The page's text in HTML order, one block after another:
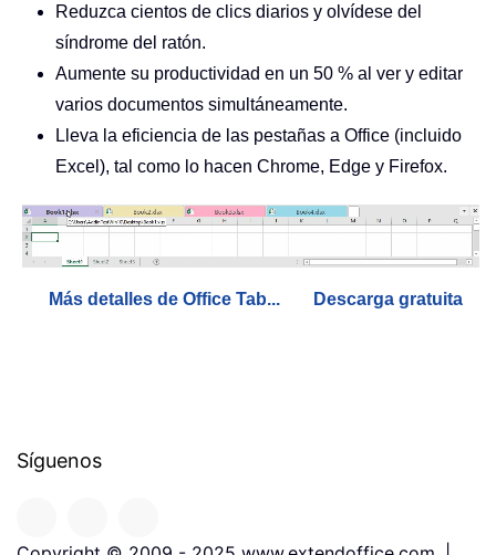
Reduzca cientos de clics diarios y olvídese del
síndrome del ratón.
Aumente su productividad en un 50 % al ver y editar
varios documentos simultáneamente.
Lleva la eficiencia de las pestañas a Office (incluido
Excel), tal como lo hacen Chrome, Edge y Firefox.
Más detalles de Office Tab... Descarga gratuita
Síguenos